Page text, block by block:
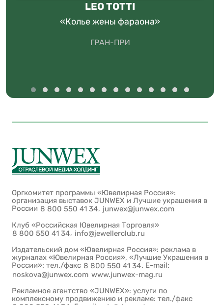
LEO TOTTI
«Колье жены фараона»
ГРАН-ПРИ
Оргкомитет программы «Ювелирная Россия»:
организация выставок JUNWEX и Лучшие украшения в
России 8 800 550 41 34, junwex@junwex.com
Клуб «Российская Ювелирная Торговля»
8 800 550 41 34, info@jewellerclub.ru
Издательский дом «Ювелирная Россия»: реклама в
журналах «Ювелирная Россия», «Лучшие Украшения в
России»: тел./факс 8 800 550 41 34. E-mail:
noskova@junwex.com www.junwex-mag.ru
Рекламное агентство «JUNWEX»: услуги по
комплексному продвижению и рекламе: тел./факс